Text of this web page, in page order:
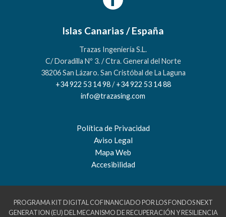
Islas Canarias / España
Trazas Ingeniería S.L.
C/ Doradilla Nº 3. / Ctra. General del Norte
38206 San Lázaro. San Cristóbal de La Laguna
+34 922 53 14 98/+34 922 53 14 88
info@trazasing.com
Política de Privacidad
Aviso Legal
Mapa Web
Accesibilidad
PROGRAMA KIT DIGITAL COFINANCIADO POR LOS FONDOS NEXT
GENERATION (EU) DEL MECANISMO DE RECUPERACIÓN Y RESILIENCIA